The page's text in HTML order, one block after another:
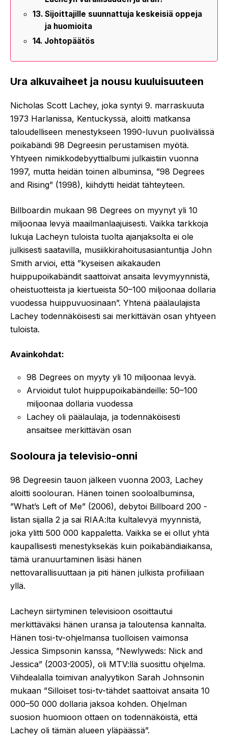
Sijoittajille suunnattuja keskeisiä oppeja
ja huomioita
Johtopäätös
Ura alkuvaiheet ja nousu kuuluisuuteen
Nicholas Scott Lachey, joka syntyi 9. marraskuuta
1973 Harlanissa, Kentuckyssä, aloitti matkansa
taloudelliseen menestykseen 1990-luvun puolivälissä
poikabändi 98 Degreesin perustamisen myötä.
Yhtyeen nimikkodebyyttialbumi julkaistiin vuonna
1997, mutta heidän toinen albuminsa, ”98 Degrees
and Rising” (1998), kiihdytti heidät tähteyteen.
Billboardin mukaan 98 Degrees on myynyt yli 10
miljoonaa levyä maailmanlaajuisesti. Vaikka tarkkoja
lukuja Lacheyn tuloista tuolta ajanjaksolta ei ole
julkisesti saatavilla, musiikkirahoitusasiantuntija John
Smith arvioi, että ”kyseisen aikakauden
huippupoikabändit saattoivat ansaita levymyynnistä,
oheistuotteista ja kiertueista 50–100 miljoonaa dollaria
vuodessa huippuvuosinaan”. Yhtenä päälaulajista
Lachey todennäköisesti sai merkittävän osan yhtyeen
tuloista.
Avainkohdat:
98 Degrees on myyty yli 10 miljoonaa levyä.
Arvioidut tulot huippupoikabändeille: 50–100
miljoonaa dollaria vuodessa
Lachey oli päälaulaja, ja todennäköisesti
ansaitsee merkittävän osan
Sooloura ja televisio-onni
98 Degreesin tauon jälkeen vuonna 2003, Lachey
aloitti soolouran. Hänen toinen sooloalbuminsa,
”What’s Left of Me” (2006), debytoi Billboard 200 -
listan sijalla 2 ja sai RIAA:lta kultalevyä myynnistä,
joka ylitti 500 000 kappaletta. Vaikka se ei ollut yhtä
kaupallisesti menestyksekäs kuin poikabändiaikansa,
tämä uranuurtaminen lisäsi hänen
nettovarallisuuttaan ja piti hänen julkista profiiliaan
yllä.
Lacheyn siirtyminen televisioon osoittautui
merkittäväksi hänen uransa ja taloutensa kannalta.
Hänen tosi-tv-ohjelmansa tuolloisen vaimonsa
Jessica Simpsonin kanssa, ”Newlyweds: Nick and
Jessica” (2003-2005), oli MTV:llä suosittu ohjelma.
Viihdealalla toimivan analyytikon Sarah Johnsonin
mukaan ”Silloiset tosi-tv-tähdet saattoivat ansaita 10
000–50 000 dollaria jaksoa kohden. Ohjelman
suosion huomioon ottaen on todennäköistä, että
Lachey oli tämän alueen yläpäässä”.